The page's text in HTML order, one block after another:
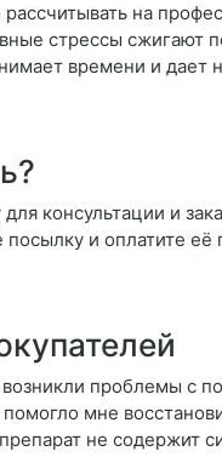
на
стрессы сжигают
времени и дает
консультации и
и оплатите её
возникли проблемы с
мне
не содержит